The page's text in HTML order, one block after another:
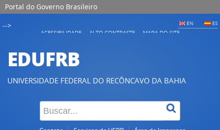
Portal do Governo Brasileiro
EN ES
-->
ACESSIBILIDADE ALTO CONTRASTE MAPA DO SITE
EDUFRB
UNIVERSIDADE FEDERAL DO RECÔNCAVO DA BAHIA